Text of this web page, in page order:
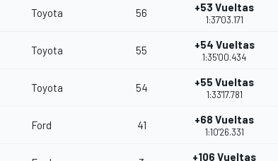
Toyota 56 +53 Vueltas
1:37'03.171
Toyota 55 +54 Vueltas
1:35'00.434
Toyota 54 +55 Vueltas
1:33'17.781
Ford 41 +68 Vueltas
1:10'26.331
+106 Vueltas